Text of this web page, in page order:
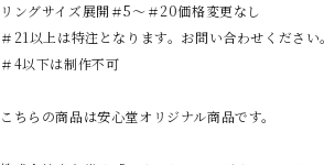
リングサイズ展開＃5～＃20価格変更なし
＃21以上は特注となります。お問い合わせください。
＃4以下は制作不可
こちらの商品は安心堂オリジナル商品です。